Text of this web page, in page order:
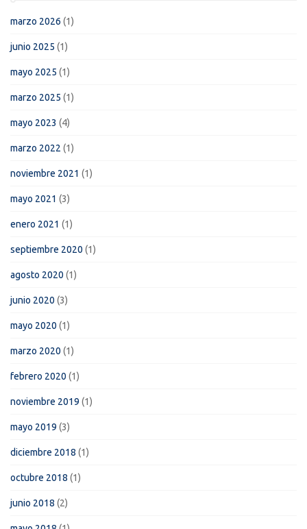
marzo 2026 (1)
junio 2025 (1)
mayo 2025 (1)
marzo 2025 (1)
mayo 2023 (4)
marzo 2022 (1)
noviembre 2021 (1)
mayo 2021 (3)
enero 2021 (1)
septiembre 2020 (1)
agosto 2020 (1)
junio 2020 (3)
mayo 2020 (1)
marzo 2020 (1)
febrero 2020 (1)
noviembre 2019 (1)
mayo 2019 (3)
diciembre 2018 (1)
octubre 2018 (1)
junio 2018 (2)